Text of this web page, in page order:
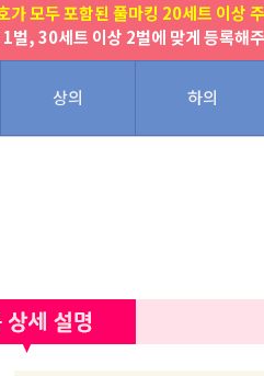
가 모두 포함된 풀마킹 20세트 이상
벌, 30세트 이상 2벌에 맞게 등록해
상의 하의